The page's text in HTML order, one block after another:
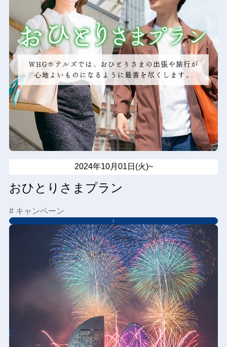
2024年10月01日(火)~
おひとりさまプラン
# キャンペーン